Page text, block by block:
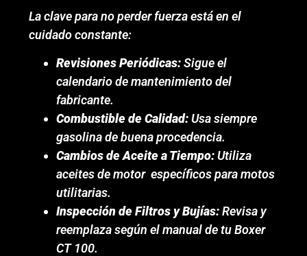
La clave para no perder fuerza está en el
cuidado constante:
Revisiones Periódicas:Sigue el
calendario de mantenimiento del
fabricante.
Combustible de Calidad:Usa siempre
gasolina de buena procedencia.
Cambios de Aceite a Tiempo:Utiliza
aceites de motor específicos para motos
utilitarias.
Inspección de Filtros y Bujías:Revisa y
reemplaza según el manual de tu Boxer
CT 100.